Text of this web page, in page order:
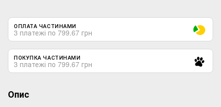
ОПЛАТА ЧАСТИНАМИ
3 платежі по 799.67 грн
ПОКУПКА ЧАСТИНАМИ
3 платежі по 799.67 грн
Опис